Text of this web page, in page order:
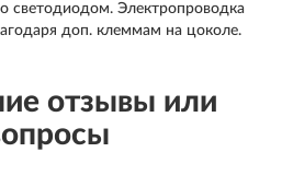
светодиодом. Электропроводка
доп. клеммам на цоколе.
отзывы или